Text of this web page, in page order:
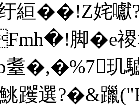
纡絙��!Z姹
脚�
�,�%7玑
躩選?�&躐